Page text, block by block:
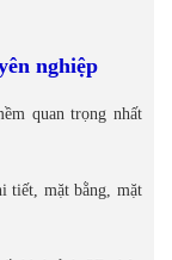
nghiệp
quan trọng nhất
tiết, mặt bằng, mặt